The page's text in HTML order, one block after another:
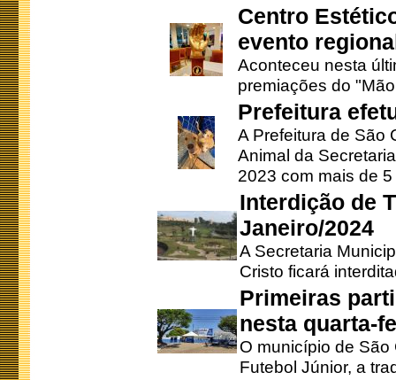
Centro
evento
Aconteceu nesta
premiações do
Prefeitura
A Prefeitura de São
Animal da
2023 com mais de 5
Interdição de
Janeiro/2024
A Secretaria
Cristo ficará
Primeiras
nesta quarta-
O município de
Futebol Júnior, a